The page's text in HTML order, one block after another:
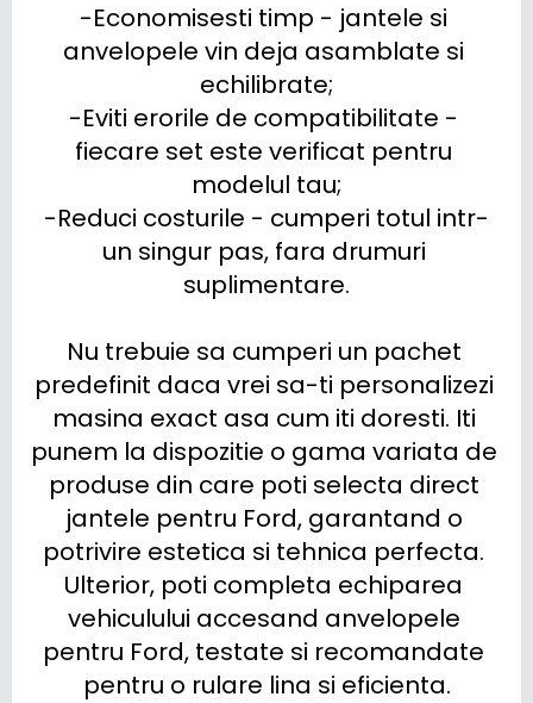
-Economisesti timp - jantele si
anvelopele vin deja asamblate si
echilibrate;
-Eviti erorile de compatibilitate -
fiecare set este verificat pentru
modelul tau;
-Reduci costurile - cumperi totul intr-
un singur pas, fara drumuri
suplimentare.
Nu trebuie sa cumperi un pachet
predefinit daca vrei sa-ti personalizezi
masina exact asa cum iti doresti. Iti
punem la dispozitie o gama variata de
produse din care poti selecta direct
jantele pentru Ford, garantand o
potrivire estetica si tehnica perfecta.
Ulterior, poti completa echiparea
vehiculului accesand anvelopele
pentru Ford, testate si recomandate
pentru o rulare lina si eficienta.